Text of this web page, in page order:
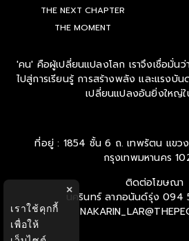
THE NEXT CHAPTER
THE MOMENT
'คน' คือผู้เปลี่ยนแปลงโลก เราจึงเชื่อมั่น
ไปสู่การเรียนรู้ การสร้างพลัง และแรงบัน
เปลี่ยนแปลงอันยิ่งใหญ่
ที่อยู่ : 1854 ชั้น 6 ถ. เทพรัตน แขวง
กรุงเทพมหานคร
ติดต่อโฆษณา
นครินทร์ ลาภอนันด์รุ่ง 094
×
เราใช้คุกกี้
เพื่อให้